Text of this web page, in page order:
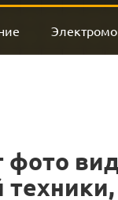
фото